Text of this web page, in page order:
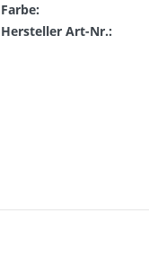
Farbe:
Hersteller Art-Nr.: